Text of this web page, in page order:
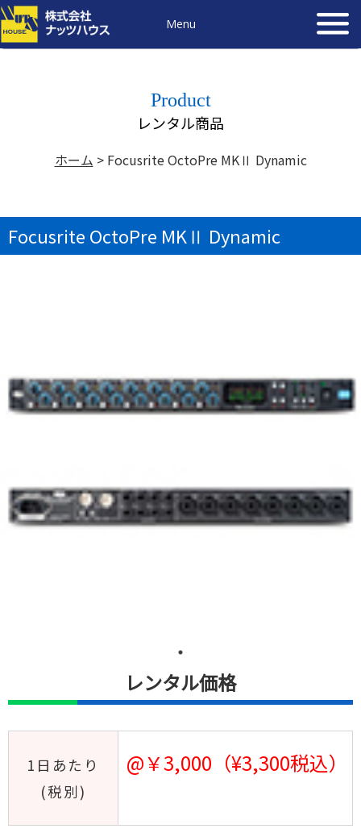
Menu
Product
レンタル商品
ホーム > Focusrite OctoPre MKⅡ Dynamic
Focusrite OctoPre MKⅡ Dynamic
レンタル価格
1日あたり
(税別)
@￥3,000（¥3,300税込）